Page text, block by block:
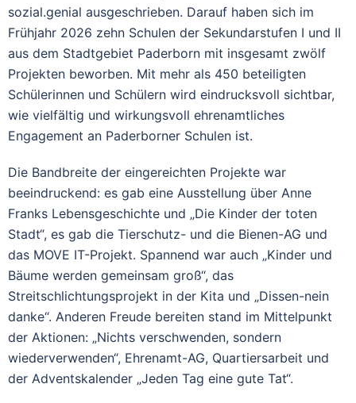
sozial.genial ausgeschrieben. Darauf haben sich im
Frühjahr 2026 zehn Schulen der Sekundarstufen I und II
aus dem Stadtgebiet Paderborn mit insgesamt zwölf
Projekten beworben. Mit mehr als 450 beteiligten
Schülerinnen und Schülern wird eindrucksvoll sichtbar,
wie vielfältig und wirkungsvoll ehrenamtliches
Engagement an Paderborner Schulen ist.
Die Bandbreite der eingereichten Projekte war
beeindruckend: es gab eine Ausstellung über Anne
Franks Lebensgeschichte und „Die Kinder der toten
Stadt“, es gab die Tierschutz- und die Bienen-AG und
das MOVE IT-Projekt. Spannend war auch „Kinder und
Bäume werden gemeinsam groß“, das
Streitschlichtungsprojekt in der Kita und „Dissen-nein
danke“. Anderen Freude bereiten stand im Mittelpunkt
der Aktionen: „Nichts verschwenden, sondern
wiederverwenden“, Ehrenamt-AG, Quartiersarbeit und
der Adventskalender „Jeden Tag eine gute Tat“.